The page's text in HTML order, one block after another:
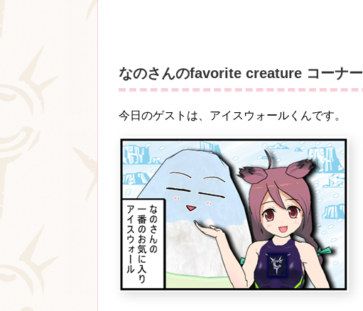
なのさんのfavorite creature コーナー
今日のゲストは、アイスウォールくんです。